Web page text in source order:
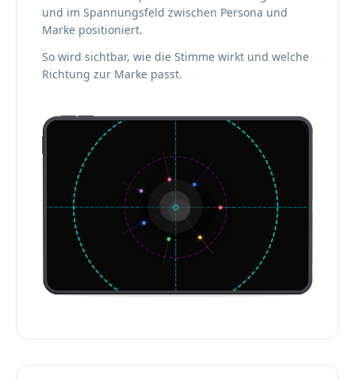
und im Spannungsfeld zwischen Persona und
Marke positioniert.
So wird sichtbar, wie die Stimme wirkt und welche
Richtung zur Marke passt.